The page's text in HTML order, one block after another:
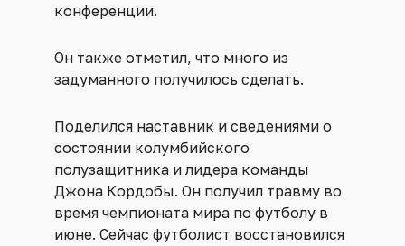
конференции.
Он также отметил, что много из
задуманного получилось сделать.
Поделился наставник и сведениями о
состоянии колумбийского
полузащитника и лидера команды
Джона Кордобы. Он получил травму во
время чемпионата мира по футболу в
июне. Сейчас футболист восстановился